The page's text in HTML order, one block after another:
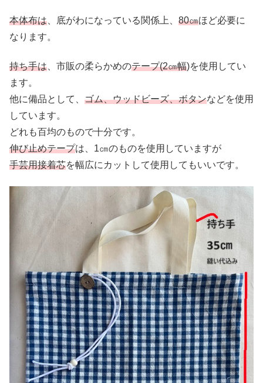
本体布は 、底がわになっている関係上、 80㎝ほど必要に
なります。
持ち手は 、市販の柔らかめのテープ(2㎝幅)を使用してい
ます。
他に備品として、 ゴム、ウッドビーズ、ボタンなどを使用
しています。
どれも百均のもので十分です。
伸び止めテープは、1㎝のものを使用していますが
手芸用接着芯を幅広にカットして使用してもいいです。